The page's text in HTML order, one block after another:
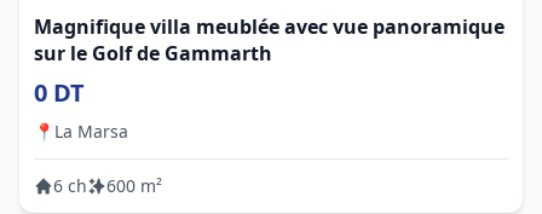
Magnifique villa meublée avec vue panoramique
sur le Golf de Gammarth
0 DT
📍 La Marsa
6 ch 600 m²